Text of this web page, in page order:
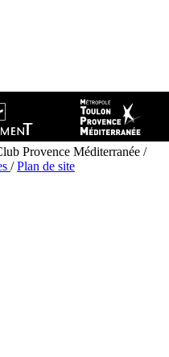
Provence Méditerranée /
/Plan de site